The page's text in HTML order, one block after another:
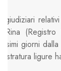
giudiziari
Rina (Registro
giorni
ligure